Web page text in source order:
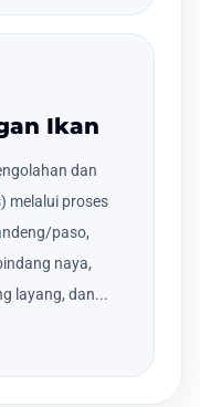
Ikan
dan
melalui proses
paso,
naya,
layang, dan...